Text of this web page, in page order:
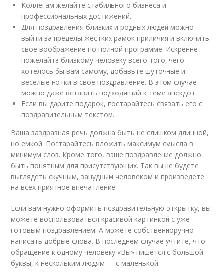
Коллегам желайте стабильного бизнеса и
профессиональных достижений.
Для поздравления близких и родных людей можно
выйти за пределы жестких рамок приличия и включить
свое воображение по полной программе. Искренне
пожелайте близкому человеку всего того, чего
хотелось бы вам самому, добавьте шуточные и
веселые нотки в свое поздравление. В этом случае
можно даже вставить подходящий к теме анекдот.
Если вы дарите подарок, постарайтесь связать его с
поздравительным текстом.
Ваша заздравная речь должна быть не слишком длинной,
но емкой. Постарайтесь вложить максимум смысла в
минимум слов. Кроме того, ваше поздравление должно
быть понятным для присутствующих. Так вы не будете
выглядеть скучным, занудным человеком и произведете
на всех приятное впечатление.
Если вам нужно оформить поздравительную открытку, вы
можете воспользоваться красивой картинкой с уже
готовым поздравлением. А можете собственноручно
написать добрые слова. В последнем случае учтите, что
обращение к одному человеку «Вы» пишется с большой
буквы, к нескольким людям — с маленькой.